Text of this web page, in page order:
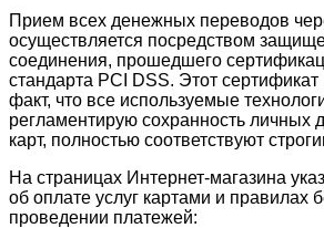
Прием всех денежных переводов
осуществляется посредством
соединения, прошедшего
стандарта PCI DSS. Этот сертификат
факт, что все используемые
регламентирую сохранность личных
карт, полностью соответствуют
На страницах Интернет-магазина
об оплате услуг картами и правилах
проведении платежей: